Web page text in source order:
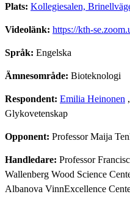
Plats: Kollegiesalen,
Videolänk: https://kth-
Språk: Engelska
Ämnesområde: Bioteknologi
Respondent: Emilia Heinonen
Glykovetenskap
Opponent: Professor Maija
Handledare: Professor
Wallenberg Wood Science
Albanova VinnExcellence